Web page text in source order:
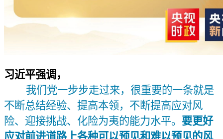
习近平强调，
我们党一步步走过来，很重要的一条就是
不断总结经验、提高本领，不断提高应对风
险、迎接挑战、化险为夷的能力水平。 要更好
应对前进道路上各种可以预见和难以预见的风